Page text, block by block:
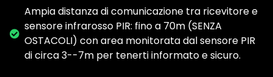
Ampia distanza di comunicazione tra ricevitore e
sensore infrarosso PIR: fino a 70m (SENZA
OSTACOLI) con area monitorata dal sensore PIR
di circa 3--7m per tenerti informato e sicuro.